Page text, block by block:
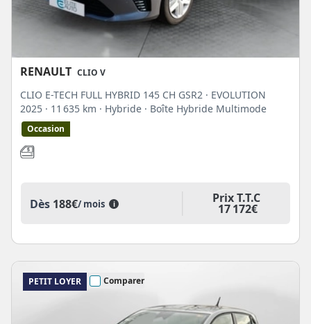
RENAULT CLIO V
CLIO E-TECH FULL HYBRID 145 CH GSR2 · EVOLUTION
2025 · 11 635 km · Hybride · Boîte Hybride Multimode
Occasion
Dès 188€/ mois i Prix T.T.C
17 172€
PETIT LOYER Comparer